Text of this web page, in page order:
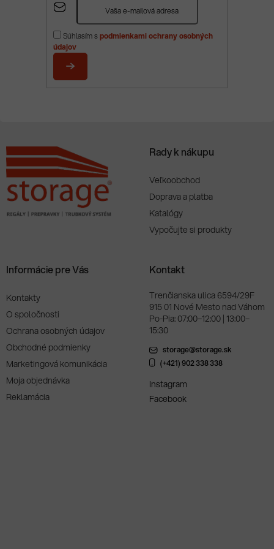
Súhlasím spodmienkami ochrany osobných
údajov
PRIHLÁSIŤ
Rady k nákupu
Veľkoobchod
Doprava a platba
Katalógy
Vypočujte si produkty
Informácie pre Vás
Kontakty
O spoločnosti
Ochrana osobných údajov
Obchodné podmienky
Marketingová komunikácia
Moja objednávka
Reklamácia
Kontakt
Trenčianska ulica 6594/29F
915 01 Nové Mesto nad Váhom
Po-Pia: 07:00–12:00 | 13:00–
15:30
storage@storage.sk
(+421) 902 338 338
Instagram
Facebook